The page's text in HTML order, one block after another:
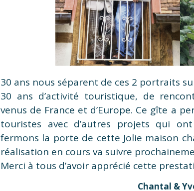
30 ans nous séparent de ces 2 portraits
30 ans d’activité touristique, de
venus de France et d’Europe. Ce gîte a
touristes avec d’autres projets qui
fermons la porte de cette Jolie maison
réalisation en cours va suivre
Merci à tous d’avoir apprécié cette
Chantal &